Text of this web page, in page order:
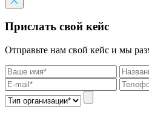
Прислать свой кейс
Отправьте нам свой кейс и мы